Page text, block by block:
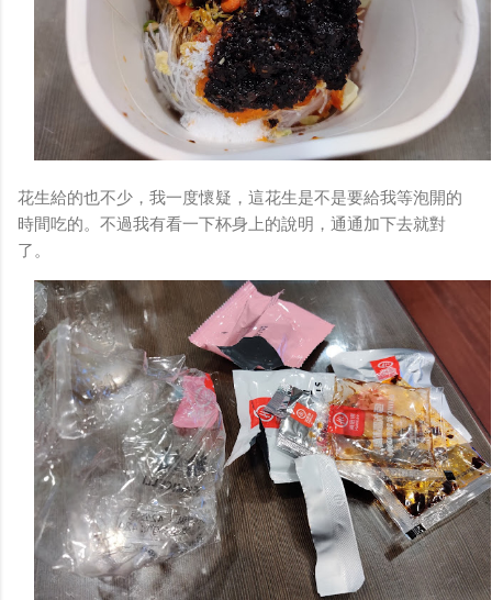
花生給的也不少，我一度懷疑，這花生是不是要給我等泡開的
時間吃的。不過我有看一下杯身上的說明，通通加下去就對
了。